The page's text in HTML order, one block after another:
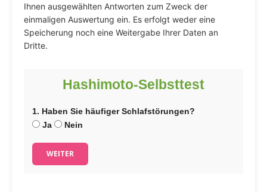
Ihnen ausgewählten Antworten zum Zweck der
einmaligen Auswertung ein. Es erfolgt weder eine
Speicherung noch eine Weitergabe Ihrer Daten an
Dritte.
Hashimoto-Selbsttest
1. Haben Sie häufiger Schlafstörungen?
Ja
Nein
WEITER